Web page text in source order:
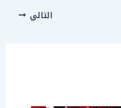
التالي